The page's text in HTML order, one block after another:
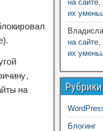
на
на
их
на
их
Рубрики
Блогинг